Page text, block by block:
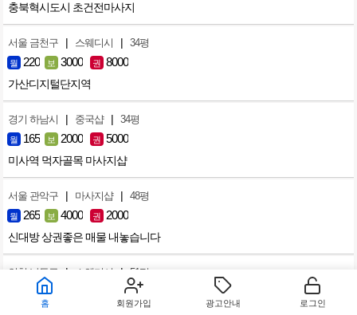
충북혁시도시 초건전마사지
서울 금천구 | 스웨디시 | 34평
월 220 보 3000 권 8000
가산디지털단지역
경기 하남시 | 중국샵 | 34평
월 165 보 2000 권 5000
미사역 먹자골목 마사지샵
서울 관악구 | 마사지샵 | 48평
월 265 보 4000 권 2000
신대방 상권좋은 매물 내놓습니다
인천 남동구 | 스웨디시 | 51평
187 보 3500
홈 회원가입 광고안내 로그인